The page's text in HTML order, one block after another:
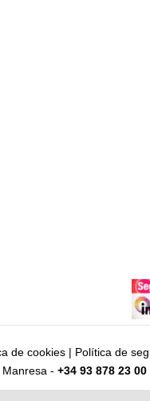
de cookies | Política de
- +34 93 878 23 00